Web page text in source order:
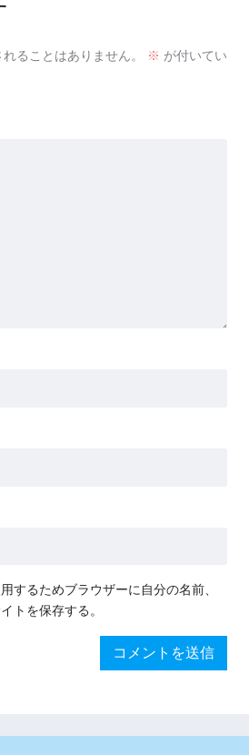
ることはありません。 ※ が付いてい
するためブラウザーに自分の名前、
トを保存する。